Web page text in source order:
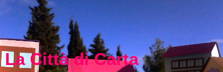
La Città di Carta